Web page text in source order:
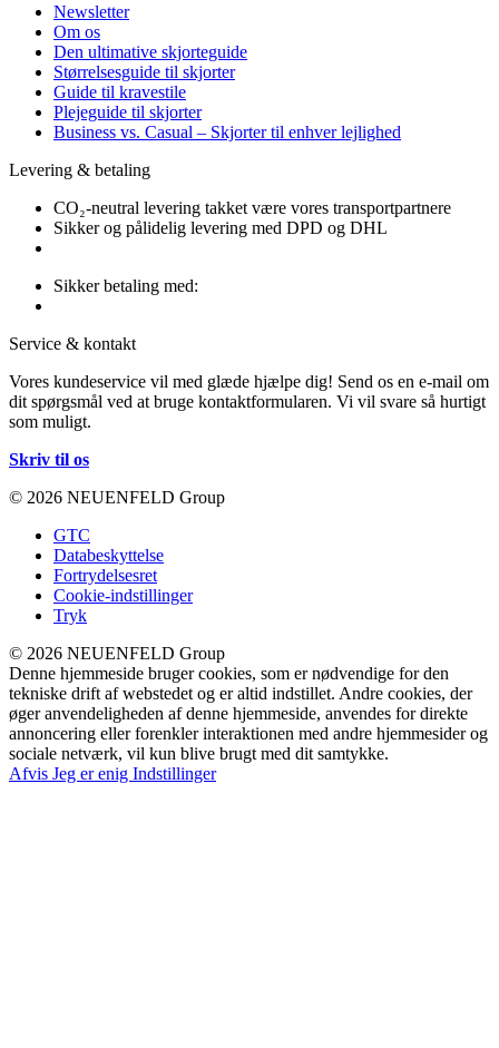
Newsletter
Om os
Den ultimative skjorteguide
Størrelsesguide til skjorter
Guide til kravestile
Plejeguide til skjorter
Business vs. Casual – Skjorter til enhver lejlighed
Levering & betaling
CO₂-neutral levering takket være vores transportpartnere
Sikker og pålidelig levering med DPD og DHL
Sikker betaling med:
Service & kontakt
Vores kundeservice vil med glæde hjælpe dig! Send os en e-mail om
dit spørgsmål ved at bruge kontaktformularen. Vi vil svare så hurtigt
som muligt.
Skriv til os
© 2026 NEUENFELD Group
GTC
Databeskyttelse
Fortrydelsesret
Cookie-indstillinger
Tryk
© 2026 NEUENFELD Group
Denne hjemmeside bruger cookies, som er nødvendige for den
tekniske drift af webstedet og er altid indstillet. Andre cookies, der
øger anvendeligheden af denne hjemmeside, anvendes for direkte
annoncering eller forenkler interaktionen med andre hjemmesider og
sociale netværk, vil kun blive brugt med dit samtykke.
Afvis Jeg er enig Indstillinger